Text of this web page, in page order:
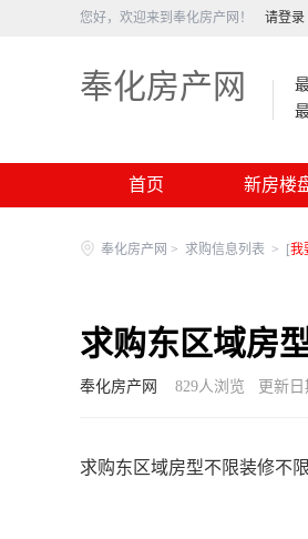
您好，欢迎来到奉化房产网！ 请登录
奉化房产网
首页 新房楼
奉化房产网 > 求购信息列表 > [我
求购东区域房
奉化房产网 829人浏览 更新日
求购东区域房型不限装修不限